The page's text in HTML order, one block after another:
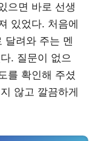
으면 바로 선생
있었다. 처음에
달려와 주는 멘
. 질문이 없으
를 확인해 주셨
않고 깔끔하게